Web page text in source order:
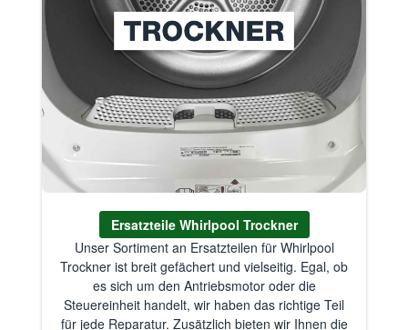
Ersatzteile Whirlpool Trockner
Unser Sortiment an Ersatzteilen für Whirlpool
Trockner ist breit gefächert und vielseitig. Egal, ob
es sich um den Antriebsmotor oder die
Steuereinheit handelt, wir haben das richtige Teil
für jede Reparatur. Zusätzlich bieten wir Ihnen die